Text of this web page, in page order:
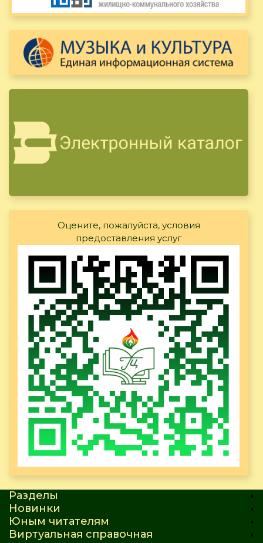
Оцените, пожалуйста, условия
предоставления услуг
Разделы
Новинки
Юным читателям
Виртуальная справочная